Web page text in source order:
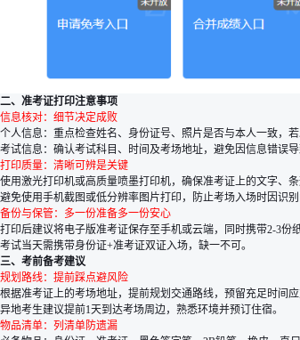
二、准考证打印注意事项
信息核对：细节决定成败
个人信息：重点检查姓名、身份证号、照片是否与本人一致，
考试信息：确认考试科目、时间及考场地址，避免因信息错误
打印质量：清晰可辨是关键
使用激光打印机或高质量喷墨打印机，确保准考证上的文字、条
避免使用手机截图或低分辨率图片打印，防止考场入场时因识别
备份与保管：多一份准备多一份安心
打印后建议将电子版准考证保存至手机或云端，同时携带2-3份
考试当天需携带身份证+准考证双证入场，缺一不可。
三、考前备考建议
规划路线：提前踩点避风险
根据准考证上的考场地址，提前规划交通路线，预留充足时间
异地考生建议提前1天到达考场周边，熟悉环境并预订住宿。
物品清单：列清单防遗漏